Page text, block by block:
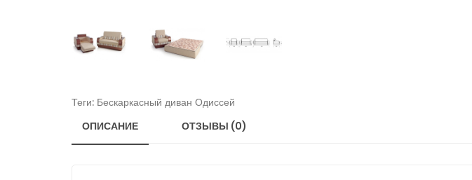
Теги: Бескаркасный диван Одиссей
ОПИСАНИЕ
ОТЗЫВЫ (0)